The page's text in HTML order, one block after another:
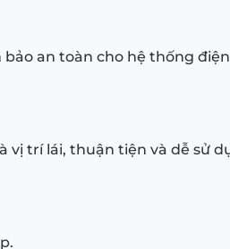
an toàn cho hệ thống
trí lái, thuận tiện và dễ sử